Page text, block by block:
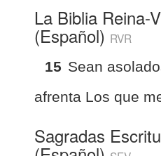
La Biblia Reina-
(Español) RVR
15 Sean
afrenta Los que
Sagradas